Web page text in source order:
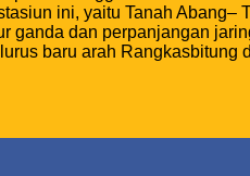
ini, yaitu Tanah Abang–
ganda dan perpanjangan
baru arah Rangkasbitung